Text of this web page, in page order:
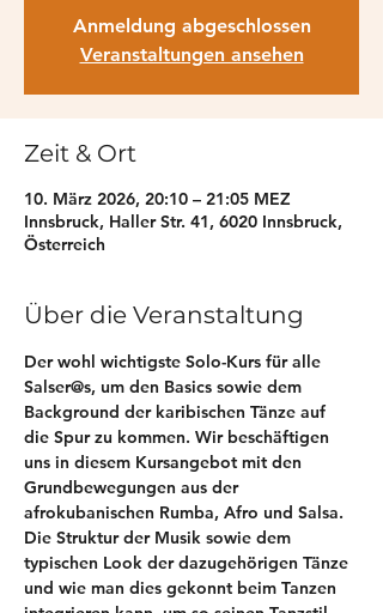
Anmeldung abgeschlossen
Veranstaltungen ansehen
Zeit & Ort
10. März 2026, 20:10 – 21:05 MEZ
Innsbruck, Haller Str. 41, 6020 Innsbruck,
Österreich
Über die Veranstaltung
Der wohl wichtigste Solo-Kurs für alle
Salser@s, um den Basics sowie dem
Background der karibischen Tänze auf
die Spur zu kommen. Wir beschäftigen
uns in diesem Kursangebot mit den
Grundbewegungen aus der
afrokubanischen Rumba, Afro und Salsa.
Die Struktur der Musik sowie dem
typischen Look der dazugehörigen Tänze
und wie man dies gekonnt beim Tanzen